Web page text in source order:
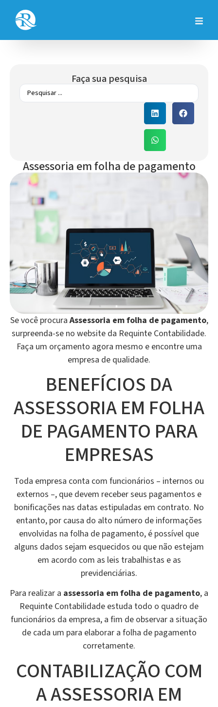
Assessoria em folha de pagamento
Se você procuraAssessoria em folha de pagamento,
surpreenda-se no website da Requinte Contabilidade.
Faça um orçamento agora mesmo e encontre uma
empresa de qualidade.
BENEFÍCIOS DA
ASSESSORIA EM FOLHA
DE PAGAMENTO PARA
EMPRESAS
Toda empresa conta com funcionários – internos ou
externos –, que devem receber seus pagamentos e
bonificações nas datas estipuladas em contrato. No
entanto, por causa do alto número de informações
envolvidas na folha de pagamento, é possível que
alguns dados sejam esquecidos ou que não estejam
em acordo com as leis trabalhistas e as
previdenciárias.
Para realizar a assessoria em folha de pagamento, a
Requinte Contabilidade estuda todo o quadro de
funcionários da empresa, a fim de observar a situação
de cada um para elaborar a folha de pagamento
corretamente.
CONTABILIZAÇÃO COM
A ASSESSORIA EM
Faça sua pesquisa